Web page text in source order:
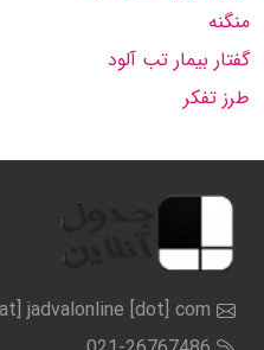
منگنه
گفتار بیمار تب آلود
طرز تفکر
jadvalonline [dot] com